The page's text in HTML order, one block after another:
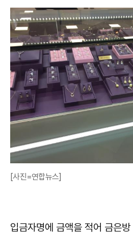
[사진=연합뉴스]
입금자명에 금액을 적어 금은